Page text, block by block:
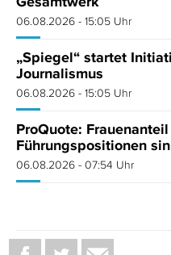
06.08.2026 - 15:05 Uhr
„Spiegel“ startet
Journalismus
06.08.2026 - 15:05 Uhr
ProQuote:
Führungspositionen
06.08.2026 - 07:54 Uhr